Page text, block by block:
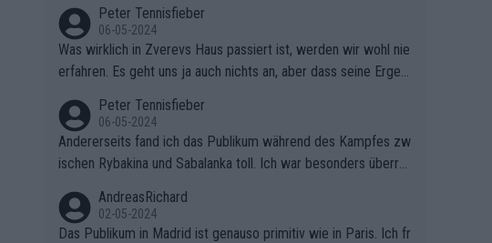
Peter Tennisfieber
06-05-2024
Was wirklich in Zverevs Haus passiert ist, werden wir wohl nie
erfahren. Es geht uns ja auch nichts an, aber dass seine Ergeb
Peter Tennisfieber
06-05-2024
Andererseits fand ich das Publikum während des Kampfes zw
ischen Rybakina und Sabalanka toll. Ich war besonders überras
AndreasRichard
02-05-2024
Das Publikum in Madrid ist genauso primitiv wie in Paris. Ich fr